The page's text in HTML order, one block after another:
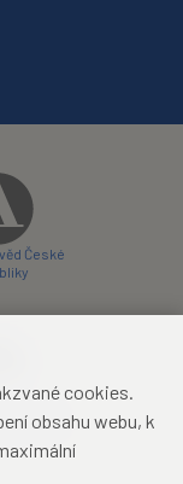
České
Třešť
centrum
cookies.
obsahu webu, k